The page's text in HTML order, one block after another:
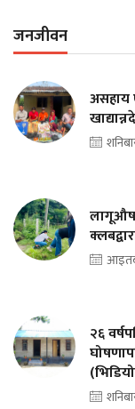
जनजीवन
असहाय
२६